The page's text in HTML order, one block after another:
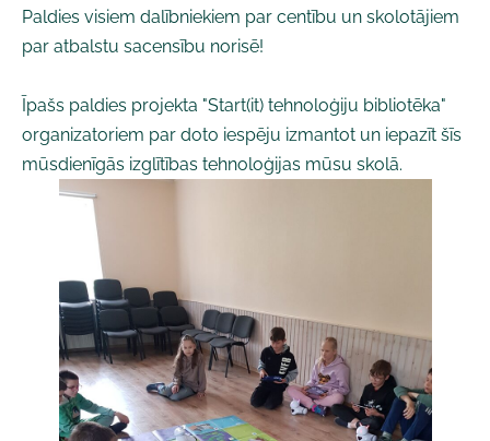
Paldies visiem dalībniekiem par centību un skolotājiem
par atbalstu sacensību norisē!
Īpašs paldies projekta "Start(it) tehnoloģiju bibliotēka"
organizatoriem par doto iespēju izmantot un iepazīt šīs
mūsdienīgās izglītības tehnoloģijas mūsu skolā.